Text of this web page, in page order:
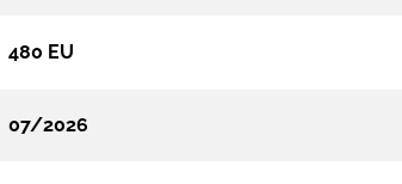
480 EU
07/2026